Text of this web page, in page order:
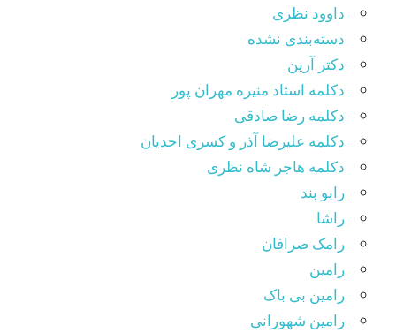
داوود نظری
دسته‌بندی نشده
دکتر آرین
دکلمه استاد منیره مهران پور
دکلمه رضا صادقی
دکلمه علیرضا آذر و کسری احدیان
دکلمه هاجر شاه نظری
رابو بند
راشا
رامک صرافان
رامین
رامین بی باک
رامین شهورانی